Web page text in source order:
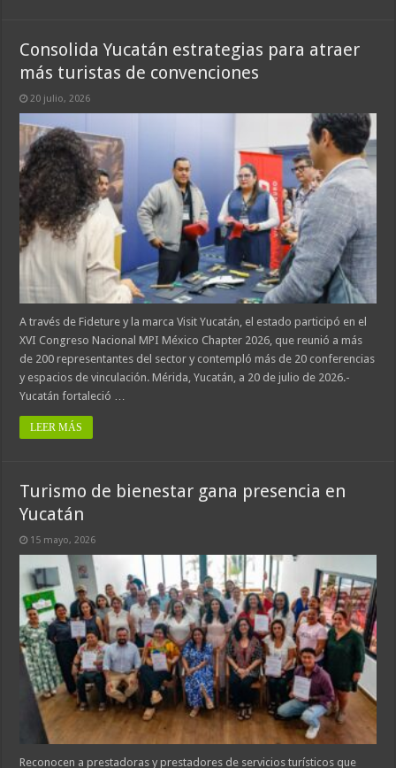
Consolida Yucatán estrategias para atraer
más turistas de convenciones
20 julio, 2026
A través de Fideture y la marca Visit Yucatán, el estado participó en el
XVI Congreso Nacional MPI México Chapter 2026, que reunió a más
de 200 representantes del sector y contempló más de 20 conferencias
y espacios de vinculación. Mérida, Yucatán, a 20 de julio de 2026.-
Yucatán fortaleció …
LEER MÁS
Turismo de bienestar gana presencia en
Yucatán
15 mayo, 2026
Reconocen a prestadoras y prestadores de servicios turísticos que